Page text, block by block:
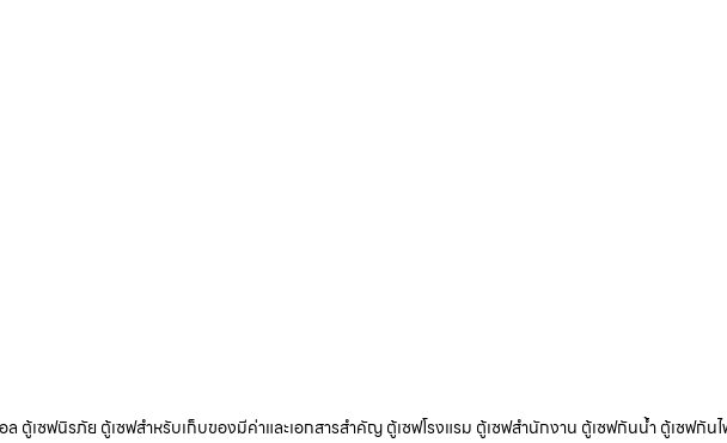
ตู้เซฟนิรภัย ตู้เซฟสำหรับเก็บของมีค่าและเอกสารสำคัญ ตู้เซฟโรงแรม ตู้เซฟสำนักงาน ตู้เซฟกันน้ำ ตู้เซฟกัน